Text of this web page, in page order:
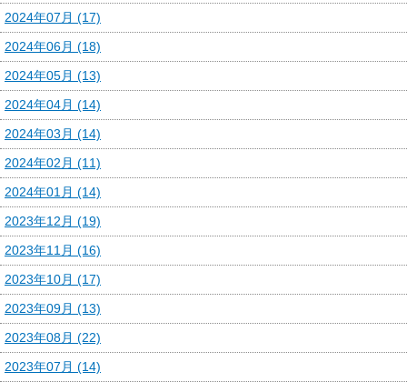
2024年07月 (17)
2024年06月 (18)
2024年05月 (13)
2024年04月 (14)
2024年03月 (14)
2024年02月 (11)
2024年01月 (14)
2023年12月 (19)
2023年11月 (16)
2023年10月 (17)
2023年09月 (13)
2023年08月 (22)
2023年07月 (14)